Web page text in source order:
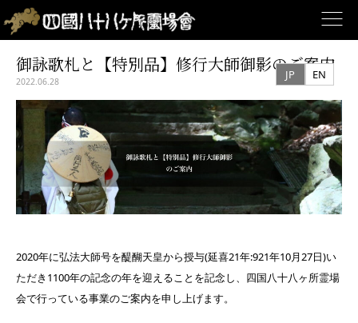
content
JP EN
御詠歌札と【特別品】修行大師御影のご案内
2022.06.28
2020年に弘法大師号を醍醐天皇から授与(延喜21年:921年10月27日)い
ただき1100年の記念の年を迎えることを記念し、四国八十八ヶ所霊場
会で行っている事業のご案内を申し上げます。